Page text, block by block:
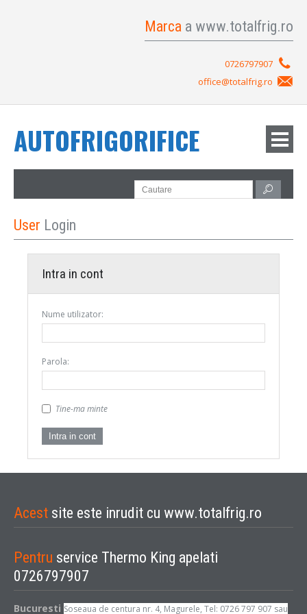
Marca a www.totalfrig.ro
0726797907
office@totalfrig.ro
AUTOFRIGORIFICE
User Login
Intra in cont
Nume utilizator:
Parola:
Tine-ma minte
Acest site este inrudit cu www.totalfrig.ro
Pentru service Thermo King apelati
0726797907
Bucuresti Soseaua de centura nr. 4, Magurele, Tel: 0726 797 907 sau